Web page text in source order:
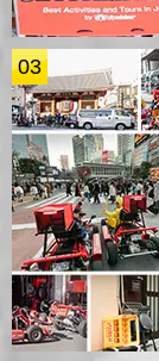
03